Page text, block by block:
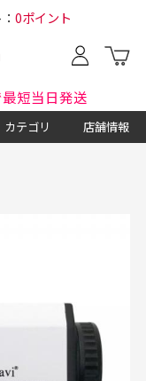
0ポイント
短当日発送
カテゴリ 店舗情報